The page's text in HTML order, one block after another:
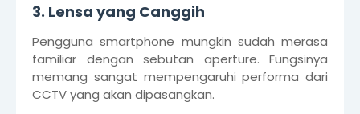
3. Lensa yang Canggih
Pengguna smartphone mungkin sudah merasa
familiar dengan sebutan aperture. Fungsinya
memang sangat mempengaruhi performa dari
CCTV yang akan dipasangkan.